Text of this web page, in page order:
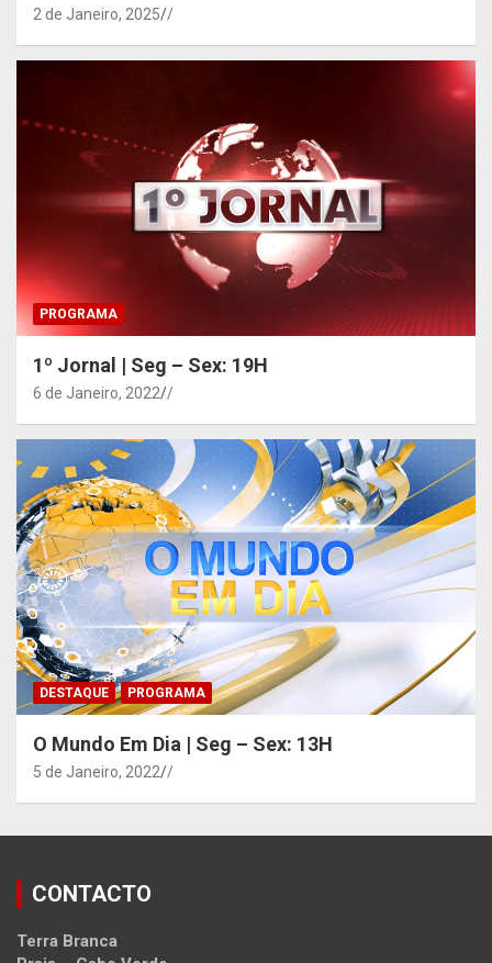
2 de Janeiro, 2025 /
PROGRAMA
1º Jornal | Seg – Sex: 19H
6 de Janeiro, 2022 /
DESTAQUE PROGRAMA
O Mundo Em Dia | Seg – Sex: 13H
5 de Janeiro, 2022 /
CONTACTO
Terra Branca